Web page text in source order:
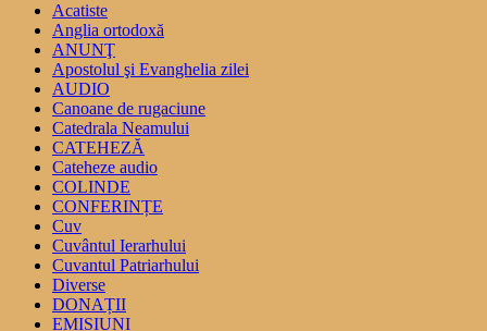
Acatiste
Anglia ortodoxă
ANUNŢ
Apostolul şi Evanghelia zilei
AUDIO
Canoane de rugaciune
Catedrala Neamului
CATEHEZĂ
Cateheze audio
COLINDE
CONFERINȚE
Cuv
Cuvântul Ierarhului
Cuvantul Patriarhului
Diverse
DONAȚII
EMISIUNI